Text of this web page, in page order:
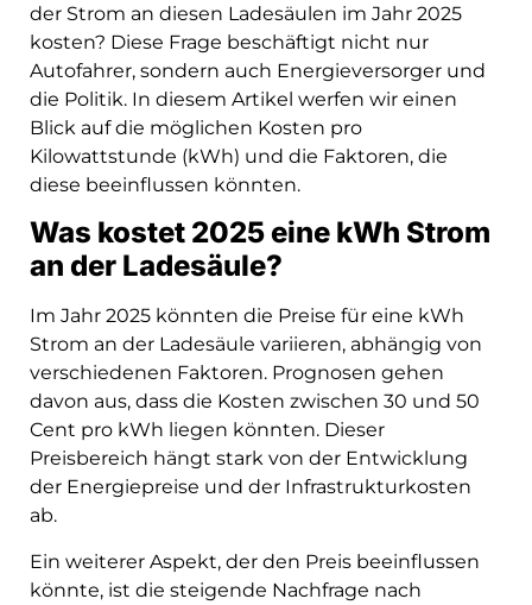
der Strom an diesen Ladesäulen im Jahr 2025
kosten? Diese Frage beschäftigt nicht nur
Autofahrer, sondern auch Energieversorger und
die Politik. In diesem Artikel werfen wir einen
Blick auf die möglichen Kosten pro
Kilowattstunde (kWh) und die Faktoren, die
diese beeinflussen könnten.
Was kostet 2025 eine kWh Strom
an der Ladesäule?
Im Jahr 2025 könnten die Preise für eine kWh
Strom an der Ladesäule variieren, abhängig von
verschiedenen Faktoren. Prognosen gehen
davon aus, dass die Kosten zwischen 30 und 50
Cent pro kWh liegen könnten. Dieser
Preisbereich hängt stark von der Entwicklung
der Energiepreise und der Infrastrukturkosten
ab.
Ein weiterer Aspekt, der den Preis beeinflussen
könnte, ist die steigende Nachfrage nach